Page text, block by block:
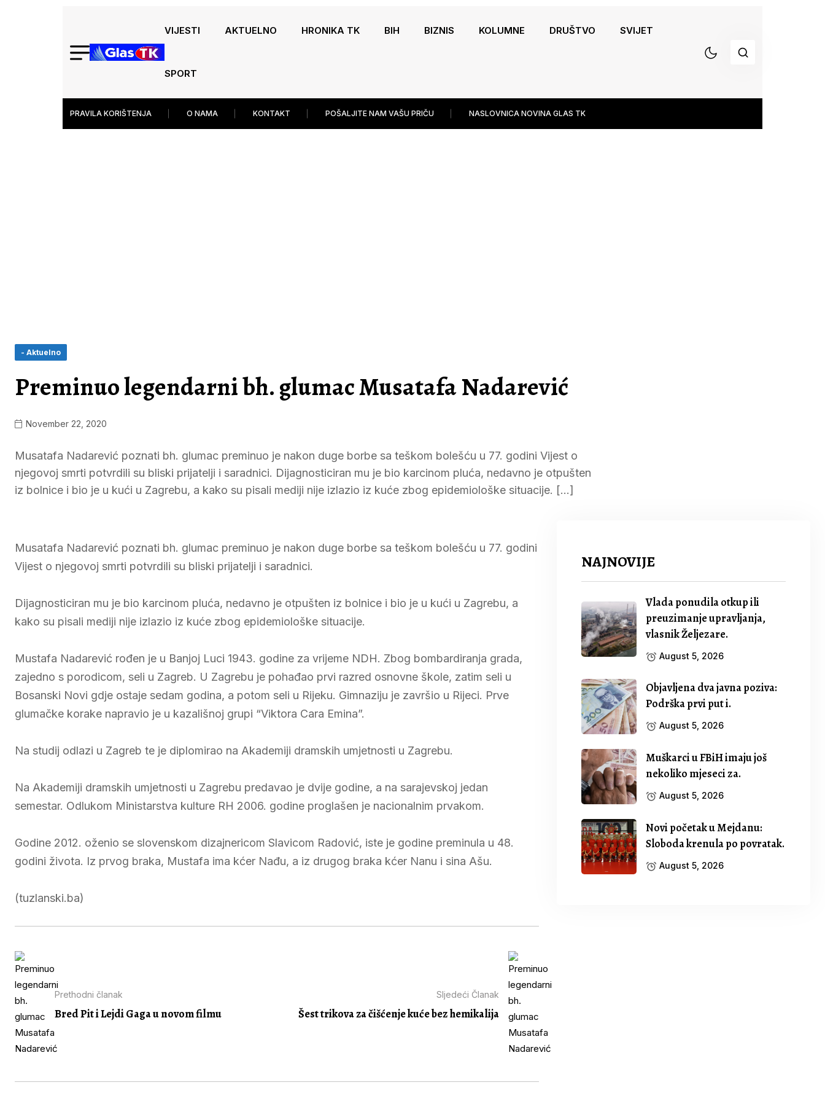
VIJESTI AKTUELNO HRONIKA TK BIH BIZNIS KOLUMNE DRUŠTVO SVIJET
SPORT
PRAVILA KORIŠTENJA O NAMA KONTAKT POŠALJITE NAM VAŠU PRIČU NASLOVNICA NOVINA GLAS TK
- Aktuelno
Preminuo legendarni bh. glumac Musatafa Nadarević
November 22, 2020
Musatafa Nadarević poznati bh. glumac preminuo je nakon duge borbe sa teškom bolešću u 77. godini Vijest o
njegovoj smrti potvrdili su bliski prijatelji i saradnici. Dijagnosticiran mu je bio karcinom pluća, nedavno je otpušten
iz bolnice i bio je u kući u Zagrebu, a kako su pisali mediji nije izlazio iz kuće zbog epidemiološke situacije. […]
Musatafa Nadarević poznati bh. glumac preminuo je nakon duge borbe sa teškom bolešću u 77. godini
Vijest o njegovoj smrti potvrdili su bliski prijatelji i saradnici.
Dijagnosticiran mu je bio karcinom pluća, nedavno je otpušten iz bolnice i bio je u kući u Zagrebu, a
kako su pisali mediji nije izlazio iz kuće zbog epidemiološke situacije.
Mustafa Nadarević rođen je u Banjoj Luci 1943. godine za vrijeme NDH. Zbog bombardiranja grada,
zajedno s porodicom, seli u Zagreb. U Zagrebu je pohađao prvi razred osnovne škole, zatim seli u
Bosanski Novi gdje ostaje sedam godina, a potom seli u Rijeku. Gimnaziju je završio u Rijeci. Prve
glumačke korake napravio je u kazališnoj grupi “Viktora Cara Emina”.
Na studij odlazi u Zagreb te je diplomirao na Akademiji dramskih umjetnosti u Zagrebu.
Na Akademiji dramskih umjetnosti u Zagrebu predavao je dvije godine, a na sarajevskoj jedan
semestar. Odlukom Ministarstva kulture RH 2006. godine proglašen je nacionalnim prvakom.
Godine 2012. oženio se slovenskom dizajnericom Slavicom Radović, iste je godine preminula u 48.
godini života. Iz prvog braka, Mustafa ima kćer Nađu, a iz drugog braka kćer Nanu i sina Ašu.
(tuzlanski.ba)
Prethodni članak
Bred Pit i Lejdi Gaga u novom filmu
Sljedeći Članak
Šest trikova za čišćenje kuće bez hemikalija
NAJNOVIJE
Vlada ponudila otkup ili
preuzimanje upravljanja,
vlasnik Željezare.
August 5, 2026
Objavljena dva javna poziva:
Podrška prvi put i.
August 5, 2026
Muškarci u FBiH imaju još
nekoliko mjeseci za.
August 5, 2026
Novi početak u Mejdanu:
Sloboda krenula po povratak.
August 5, 2026